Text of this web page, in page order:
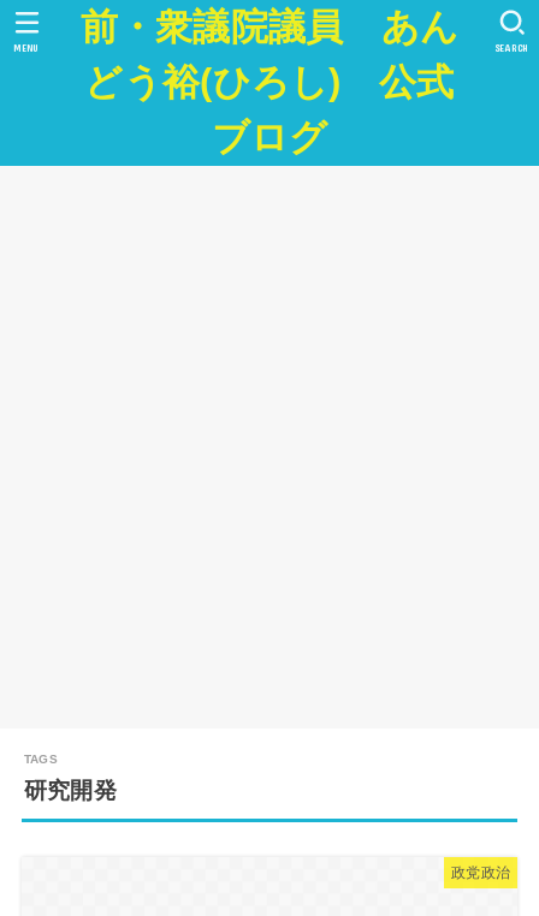
前・衆議院議員 あん
どう裕(ひろし) 公式
ブログ
SEARCH
MENU
研究開発
政党政治